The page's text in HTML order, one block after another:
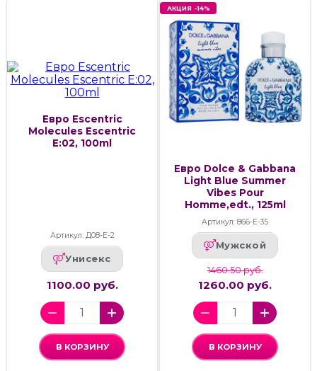
Евро Escentric
Molecules Escentric
Е:02, 100ml
Артикул: Д08-Е-2
Унисекс
1100.00 руб.
В КОРЗИНУ
АКЦИЯ -14%
Евро Dolce & Gabbana
Light Blue Summer
Vibes Pour
Homme,edt., 125ml
Артикул: 866-Е-35
Мужской
1460.50 руб.
1260.00 руб.
В КОРЗИНУ